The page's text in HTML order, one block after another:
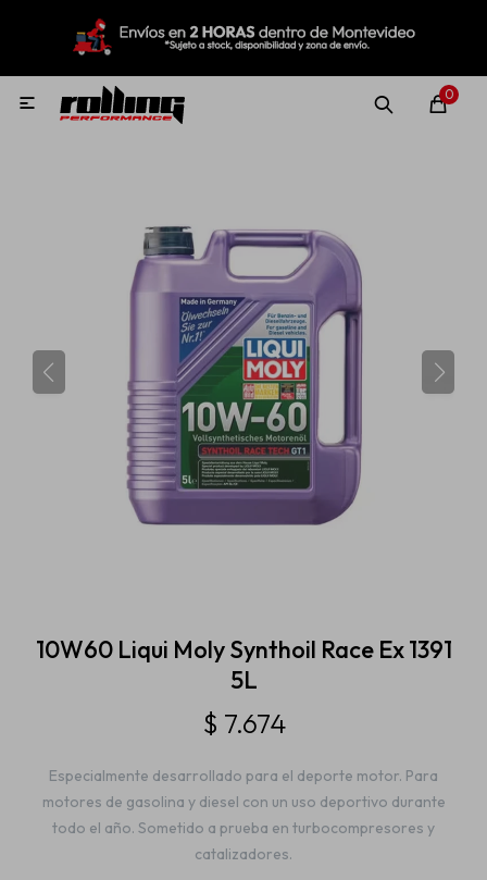
0

10W60 Liqui Moly Synthoil Race Ex 1391
5L
$ 7.674
Especialmente desarrollado para el deporte motor. Para
motores de gasolina y diesel con un uso deportivo durante
todo el año. Sometido a prueba en turbocompresores y
catalizadores.
MI CUENTA
Nuevo! Rolling Repuestos
Accesorios
Repuestos